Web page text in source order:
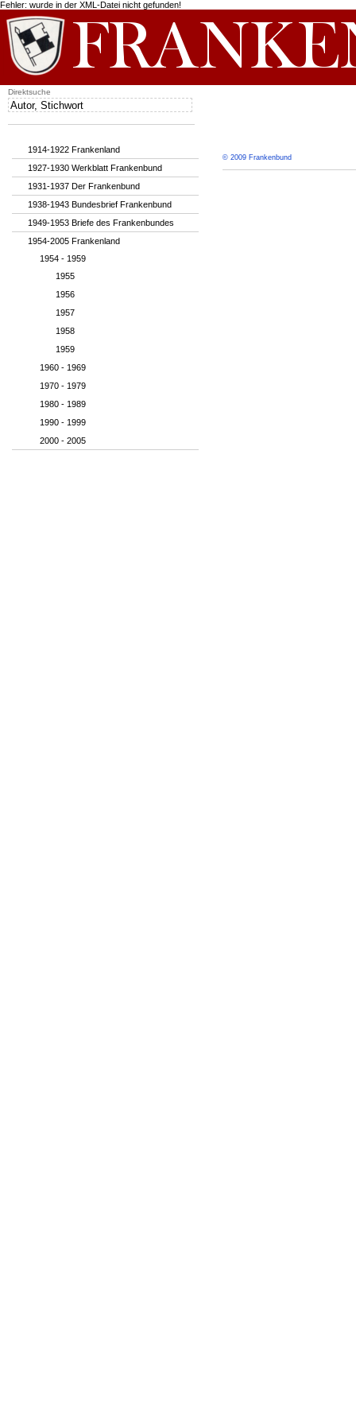
Fehler: wurde in der XML-Datei nicht gefunden!
© 2009 Frankenbund
1914-1922 Frankenland
1927-1930 Werkblatt Frankenbund
1931-1937 Der Frankenbund
1938-1943 Bundesbrief Frankenbund
1949-1953 Briefe des Frankenbundes
1954-2005 Frankenland
1954 - 1959
1955
1956
1957
1958
1959
1960 - 1969
1970 - 1979
1980 - 1989
1990 - 1999
2000 - 2005
Direktsuche